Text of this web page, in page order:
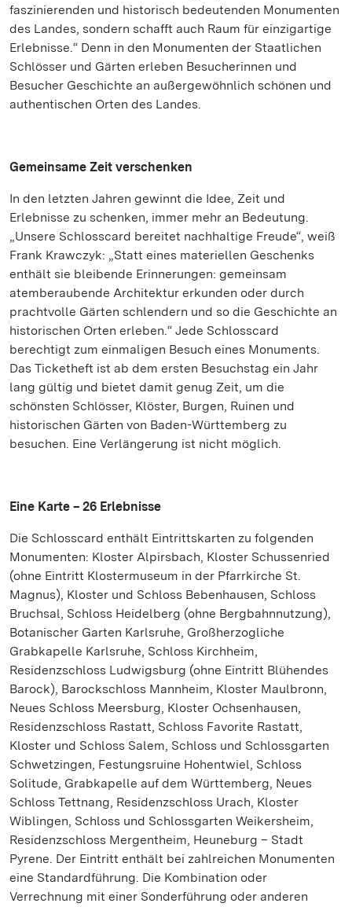
faszinierenden und historisch bedeutenden Monumenten
des Landes, sondern schafft auch Raum für einzigartige
Erlebnisse.“ Denn in den Monumenten der Staatlichen
Schlösser und Gärten erleben Besucherinnen und
Besucher Geschichte an außergewöhnlich schönen und
authentischen Orten des Landes.
Gemeinsame Zeit verschenken
In den letzten Jahren gewinnt die Idee, Zeit und
Erlebnisse zu schenken, immer mehr an Bedeutung.
„Unsere Schlosscard bereitet nachhaltige Freude“, weiß
Frank Krawczyk: „Statt eines materiellen Geschenks
enthält sie bleibende Erinnerungen: gemeinsam
atemberaubende Architektur erkunden oder durch
prachtvolle Gärten schlendern und so die Geschichte an
historischen Orten erleben.“ Jede Schlosscard
berechtigt zum einmaligen Besuch eines Monuments.
Das Ticketheft ist ab dem ersten Besuchstag ein Jahr
lang gültig und bietet damit genug Zeit, um die
schönsten Schlösser, Klöster, Burgen, Ruinen und
historischen Gärten von Baden-Württemberg zu
besuchen. Eine Verlängerung ist nicht möglich.
Eine Karte – 26 Erlebnisse
Die Schlosscard enthält Eintrittskarten zu folgenden
Monumenten: Kloster Alpirsbach, Kloster Schussenried
(ohne Eintritt Klostermuseum in der Pfarrkirche St.
Magnus), Kloster und Schloss Bebenhausen, Schloss
Bruchsal, Schloss Heidelberg (ohne Bergbahnnutzung),
Botanischer Garten Karlsruhe, Großherzogliche
Grabkapelle Karlsruhe, Schloss Kirchheim,
Residenzschloss Ludwigsburg (ohne Eintritt Blühendes
Barock), Barockschloss Mannheim, Kloster Maulbronn,
Neues Schloss Meersburg, Kloster Ochsenhausen,
Residenzschloss Rastatt, Schloss Favorite Rastatt,
Kloster und Schloss Salem, Schloss und Schlossgarten
Schwetzingen, Festungsruine Hohentwiel, Schloss
Solitude, Grabkapelle auf dem Württemberg, Neues
Schloss Tettnang, Residenzschloss Urach, Kloster
Wiblingen, Schloss und Schlossgarten Weikersheim,
Residenzschloss Mergentheim, Heuneburg – Stadt
Pyrene. Der Eintritt enthält bei zahlreichen Monumenten
eine Standardführung. Die Kombination oder
Verrechnung mit einer Sonderführung oder anderen